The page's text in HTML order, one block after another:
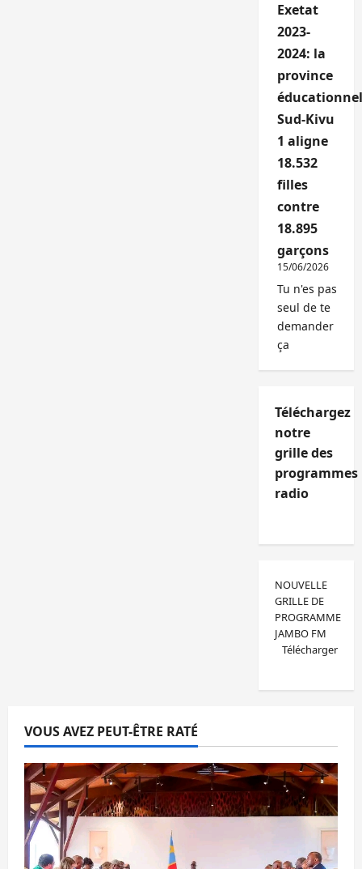
Exetat
2023-
2024: la
province
Sud-Kivu
1 aligne
18.532
filles
contre
18.895
garçons
15/06/2026
Tu n'es pas
seul de te
demander
ça
Téléchargez
notre
grille des
programmes
radio
NOUVELLE
GRILLE DE
PROGRAMME
JAMBO FM
Télécharger
VOUS AVEZ PEUT-ÊTRE RATÉ